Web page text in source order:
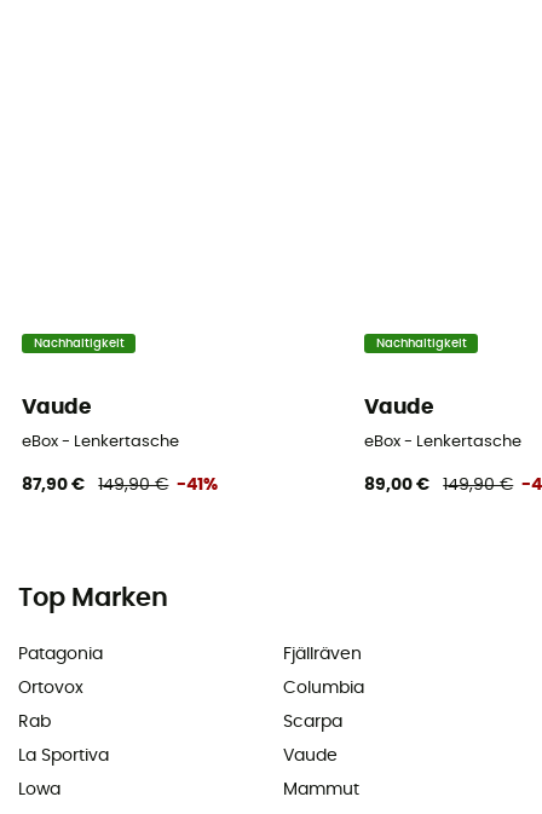
Nachhaltigkeit
Vaude
eBox - Lenkertasche
87,90 € 149,90 € -41%
Nachhaltigkeit
Vaude
eBox - Lenkertasche
89,00 € 149,90 € -
Top Marken
Patagonia
Ortovox
Rab
La Sportiva
Lowa
Fjällräven
Columbia
Scarpa
Vaude
Mammut